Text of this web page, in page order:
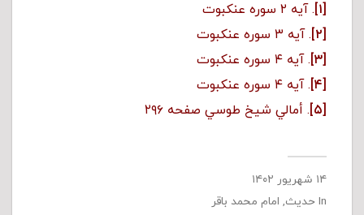
[۱] . آیه ۲ سوره عنکبوت
[۲]
. آیه ۳ سوره عنکبوت
[۳]
. آیه ۴ سوره عنکبوت
[۴]
. آیه ۴ سوره عنکبوت
[۵]
. أمالي شیخ طوسي صفحه ۲۹۶
۱۴ شهریور ۱۴۰۲
In حدیث, امام محمد باقر